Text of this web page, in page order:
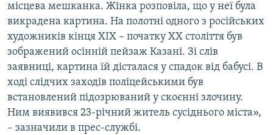
місцева мешканка. Жінка розповіла, що у неї була
викрадена картина. На полотні одного з російських
художників кінця XIX – початку XX століття був
зображений осінній пейзаж Казані. Зі слів
заявниці, картина їй дісталася у спадок від бабусі. В
ході слідчих заходів поліцейськими був
встановлений підозрюваний у скоєнні злочину.
Ним виявився 23-річний житель сусіднього міста»,
– зазначили в прес-службі.